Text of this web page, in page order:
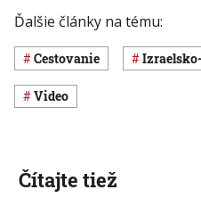
Ďalšie články na tému:
cestovanie
Video
Čítajte tiež